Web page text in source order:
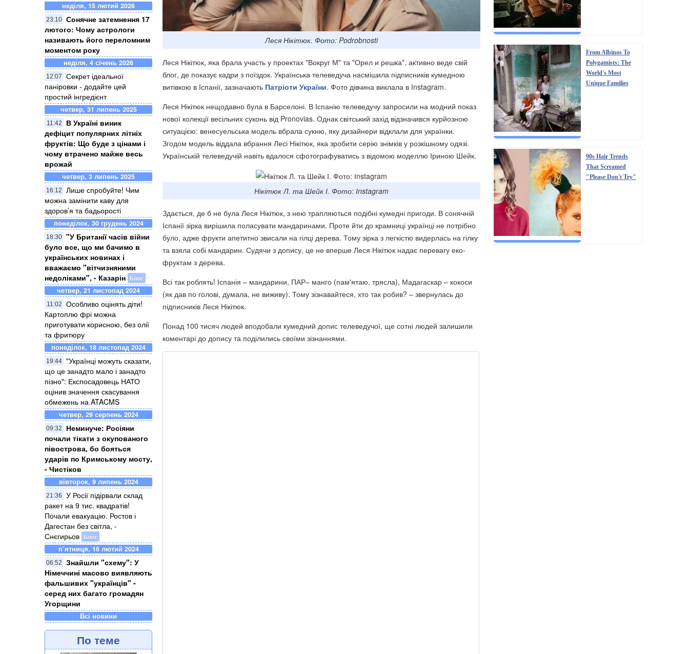
неділя, 15 лютий 2026
23:10 Сонячне затемнення 17
лютого: Чому астрологи
називають його переломним
моментом року
неділя, 4 січень 2026
12:07
Секрет ідеальної
паніровки - додайте цей
простий інгредієнт
четвер, 31 липень 2025
11:42
В Україні виник
дефіцит популярних літніх
фруктів: Що буде з цінами і
чому втрачено майже весь
врожай
четвер, 3 липень 2025
16:12
Лише спробуйте! Чим
можна замінити каву для
здоров’я та бадьорості
понеділок, 30 грудень 2024
18:30 "У Британії часів війни
було все, що ми бачимо в
українських новинах і
вважаємо "вітчизняними
недоліками", - Казарін Блог
четвер, 21 листопад 2024
11:02
Особливо оцінять діти!
Картоплю фрі можна
приготувати корисною, без олії
та фритюру
понеділок, 18 листопад 2024
19:44 "Українці можуть сказати,
що це занадто мало і занадто
пізно": Експосадовець НАТО
оцінив значення скасування
обмежень на ATACMS
четвер, 29 серпень 2024
09:32
Неминуче: Росіяни
почали тікати з окупованого
півострова, бо бояться
ударів по Кримському мосту,
- Чистіков
вівторок, 9 липень 2024
21:36
У Росії підірвали склад
ракет на 9 тис. квадратів!
Почали евакуацію. Ростов і
Дагестан без світла, -
Снєгирьов Блог
п’ятниця, 16 лютий 2024
06:52
Знайшли "схему": У
Німеччині масово виявляють
фальшивих "українців" -
серед них багато громадян
Угорщини
Всі новини
По теме
Леся Нікітюк. Фото: Podrobnosti
Леся Нікітюк, яка брала участь у проектах "Вокруг М" та "Орел и решка", активно веде свій
блог, де показує кадри з поїздок. Українська телеведуча насмішила підписників кумедною
витівкою в Іспанії, зазначають Патріоти України. Фото дівчина виклала в Іnstagram.
Леся Нікітюк нещодавно була в Барселоні. В Іспанію телеведучу запросили на модний показ
нової колекції весільних суконь від Pronovias. Однак світський захід відзначився курйозною
ситуацією: венесуельська модель вбрала сукню, яку дизайнери відклали для українки.
Згодом модель віддала вбрання Лесі Нікітюк, яка зробити серію знімків у розкішному одязі.
Українській телеведучій навіть вдалося сфотографуватись з відомою моделлю Іриною Шейк.
Нікітюк Л. та Шейк І. Фото: Іnstagram
Здається, де б не була Леся Нікітюк, з нею трапляються подібні кумедні пригоди. В сонячній
Іспанії зірка вирішила поласувати мандаринами. Проте йти до крамниці українці не потрібно
було, адже фрукти апетитно звисали на гілці дерева. Тому зірка з легкістю видерлась на гілку
та взяла собі мандарин. Судячи з допису, це не вперше Леся Нікітюк надає перевагу еко-
фруктам з дерева.
Всі так роблять! Іспанія – мандарини, ПАР– манго (пам'ятаю, трясла), Мадагаскар – кокоси
(як дав по голові, думала, не виживу). Тому зізнавайтеся, хто так робив? – звернулась до
підписників Леся Нікітюк.
Понад 100 тисяч людей вподобали кумедний допис телеведучої, ще сотні людей залишили
коментарі до допису та поділились своїми зізнаннями.
From Albinos To
Polygamists: The
World's Most
Unique Families
90s Hair Trends
That Screamed
"Please Don't Try"